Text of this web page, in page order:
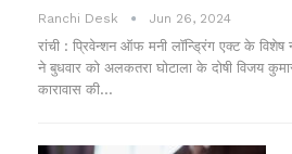
Ranchi Desk Jun 26, 2024
रांची : प्रिवेन्शन ऑफ मनी लॉन्ड्रिंग एक्ट के विशेष
ने बुधवार को अलकतरा घोटाला के दोषी विजय
कारावास की…